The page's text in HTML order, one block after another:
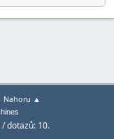
Nahoru ▲
dotazů: 10.